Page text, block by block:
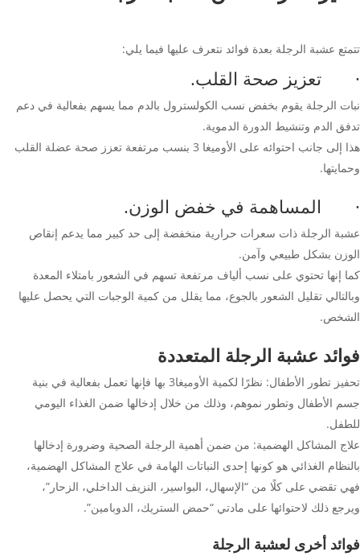
تتمتع عشبة الرجلة بعدة فوائد نتعرف عليها فيما يلي:
· تعزيز صحة القلب.
نبات الرجلة يقوم بخفض نسب الكولسترول بالدم مما يسهم بفعالية في دعم
تدفق الدم وتنشيط الدورة الدموية.
هذا إلى جانب احتوائه على الأوميغا 3 بنسب مرتفعة تعزز صحة عضلة القلب
وحمايتها.
· المساهمة في خفض الوزن.
عشبة الرجلة ذات سعرات حرارية منخفضة إلى حد كبير مما يدعم إنقاص
الوزن بشكل طبيعي وآمن.
كما إنها تحتوي على نسب ألياف مرتفعة تسهم في الشعور بامتلاء المعدة
وبالتالي تقليل الشعور بالجوع، مما يقلل من كمية الوجبات التي يحصل عليها
الشخص.
فوائد عشبة الرجلة المتعددة
تحفيز تطور الأطفال: نظرًا لكمية الأوميغا3 بها فإنها تعمل بفعالية في بنية
جسم الأطفال وتطور نموهم، وذلك من خلال إدخالها ضمن الغذاء اليومي
للطفل.
علاج المشاكل الهضمية: من ضمن أهمية الرجلة الصحية وضرورة إدخالها
بالنظام الغذائي هو كونها إحدى النباتات الهامة في علاج المشاكل الهضمية،
فهي تقضي على كلًا من “الإسهال، البواسير، النزيف الداخلي، الزحار”،
ويرجع ذلك لاحتوائها على مادتي “حمض الستريك، الدوبامين”.
فوائد أخرى لعشبة الرجلة